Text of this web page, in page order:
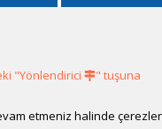
"Yönlendirici
" tuşuna
etmeniz halinde